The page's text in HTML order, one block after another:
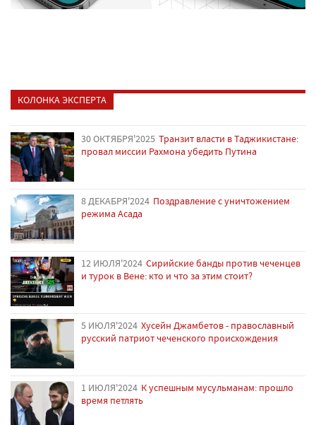
КОЛОНКА ЭКСПЕРТА
30 ОКТЯБРЯ'2025 Транзит власти в Таджикистане:
провал миссии Рахмона убедить Путина
8 ДЕКАБРЯ'2024 Поздравление с уничтожением
режима Асада
12 ИЮЛЯ'2024 Сирийские банды против чеченцев
и турок в Вене: кто и что за этим стоит?
5 ИЮЛЯ'2024 Хусейн Джамбетов - православный
русский патриот чеченского происхождения
1 ИЮЛЯ'2024 К успешным мусульманам: прошло
время петлять